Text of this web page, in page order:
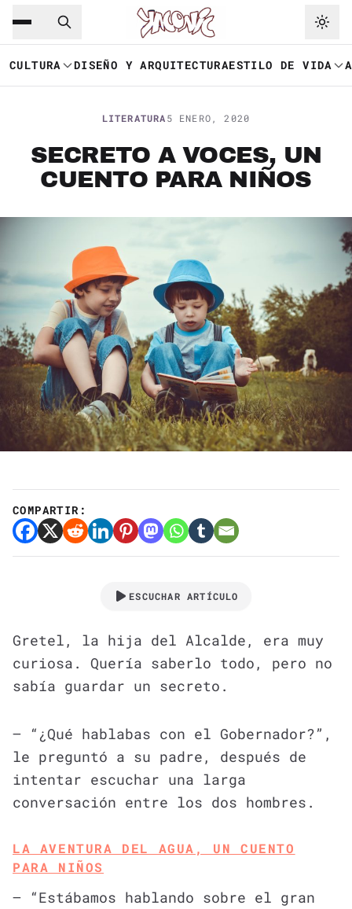
Saltar al contenido principal
CULTURA DISEÑO Y ARQUITECTURAESTILO DE VIDA
LITERATURA5 ENERO, 2020
SECRETO A VOCES, UN
CUENTO PARA NIÑOS
COMPARTIR:
ESCUCHAR ARTÍCULO
Gretel, la hija del Alcalde, era muy
curiosa. Quería saberlo todo, pero no
sabía guardar un secreto.
– “¿Qué hablabas con el Gobernador?”,
le preguntó a su padre, después de
intentar escuchar una larga
conversación entre los dos hombres.
LA AVENTURA DEL AGUA, UN CUENTO
PARA NIÑOS
– “Estábamos hablando sobre el gran